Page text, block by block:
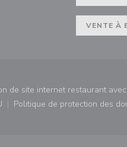
VENTE À
de site internet restaurant avec
fenêtre))
une nouvelle fenêtre))
Politique de protection des